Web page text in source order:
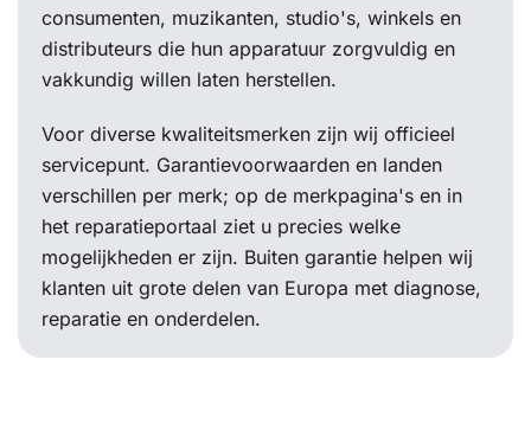
consumenten, muzikanten, studio's, winkels en
distributeurs die hun apparatuur zorgvuldig en
vakkundig willen laten herstellen.
Voor diverse kwaliteitsmerken zijn wij officieel
servicepunt. Garantievoorwaarden en landen
verschillen per merk; op de merkpagina's en in
het reparatieportaal ziet u precies welke
mogelijkheden er zijn. Buiten garantie helpen wij
klanten uit grote delen van Europa met diagnose,
reparatie en onderdelen.